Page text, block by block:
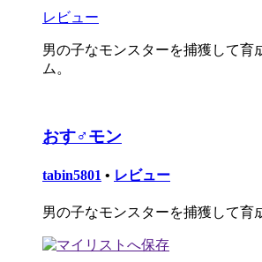
レビュー
男の子なモンスターを捕獲して育
ム。
おす♂モン
tabin5801 • レビュー
男の子なモンスターを捕獲して育